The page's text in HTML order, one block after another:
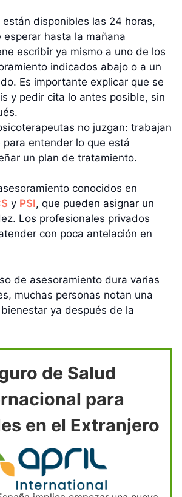
están disponibles las 24 horas,
esperar hasta la mañana
escribir ya mismo a uno de los
indicados abajo o a un
Es importante explicar que se
y pedir cita lo antes posible, sin
no juzgan: trabajan
entender lo que está
un plan de tratamiento.
conocidos en
y PSI, que pueden asignar un
Los profesionales privados
con poca antelación en
de asesoramiento dura varias
muchas personas notan una
ya después de la
de Salud
para
en el Extranjero